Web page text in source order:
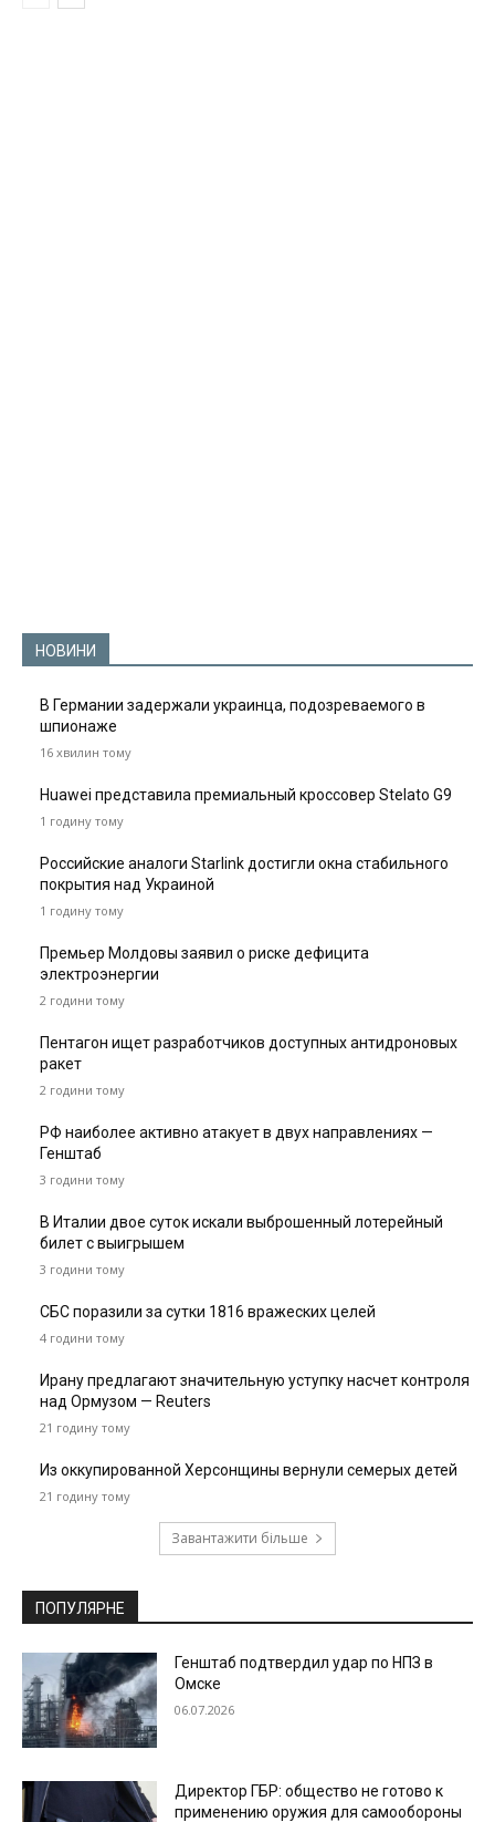
НОВИНИ
В Германии задержали украинца, подозреваемого в
шпионаже
16 хвилин тому
Huawei представила премиальный кроссовер Stelato G9
1 годину тому
Российские аналоги Starlink достигли окна стабильного
покрытия над Украиной
1 годину тому
Премьер Молдовы заявил о риске дефицита
электроэнергии
2 години тому
Пентагон ищет разработчиков доступных антидроновых
ракет
2 години тому
РФ наиболее активно атакует в двух направлениях —
Генштаб
3 години тому
В Италии двое суток искали выброшенный лотерейный
билет с выигрышем
3 години тому
СБС поразили за сутки 1816 вражеских целей
4 години тому
Ирану предлагают значительную уступку насчет контроля
над Ормузом — Reuters
21 годину тому
Из оккупированной Херсонщины вернули семерых детей
21 годину тому
Завантажити більше
ПОПУЛЯРНЕ
Генштаб подтвердил удар по НПЗ в
Омске
06.07.2026
Директор ГБР: общество не готово к
применению оружия для самообороны